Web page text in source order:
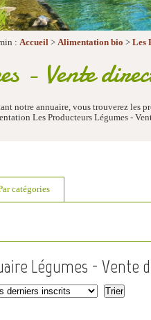
: Accueil > Alimentation bio > Les
- Vente
notre annuaire, vous trouverez les
Les Producteurs Légumes -
catégories
Légumes - Vente